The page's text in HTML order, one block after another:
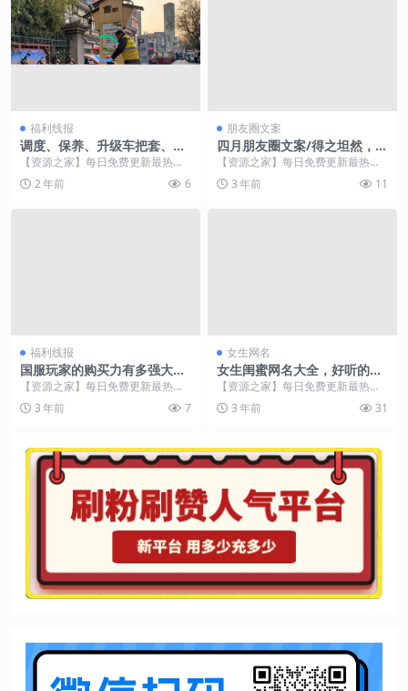
福利线报
调度、保养、升级车把套、发
红包……松果出行在安徽推出
四大举措保障春运出行
【资源之家】每日免费更新最热门
的副业项目资源 近期春节临近，为
保障市民春运及春节...
2 年前 6
朋友圈文案
四月朋友圈文案/得之坦然，失
之淡然，争取必然，顺其自然
【资源之家】每日免费更新最热门
的副业项目资源 1、愿你胸中有丘
壑，眼里存山河，愿...
3 年前 11
福利线报
国服玩家的购买力有多强大？
竞拍活动各拍卖品+各服务器
【资源之家】每日免费更新最热门
的副业项目资源 2月份的竞拍活
动，结束了 各位车长...
3 年前 7
女生网名
女生闺蜜网名大全，好听的闺
蜜网名
【资源之家】每日免费更新最热门
的副业项目资源 生活中都会有
知心知彼的好朋友、...
3 年前 31